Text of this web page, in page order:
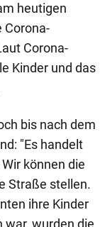
heutigen
Corona-
Corona-
Kinder und das
bis nach dem
"Es handelt
können die
Straße stellen.
ihre Kinder
war, wurden die